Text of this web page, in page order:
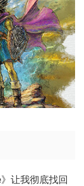
让我彻底找回